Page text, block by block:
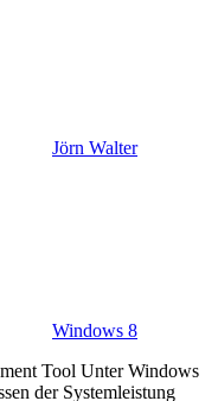
Jörn Walter
Windows 8
Tool Unter Windows
der Systemleistung